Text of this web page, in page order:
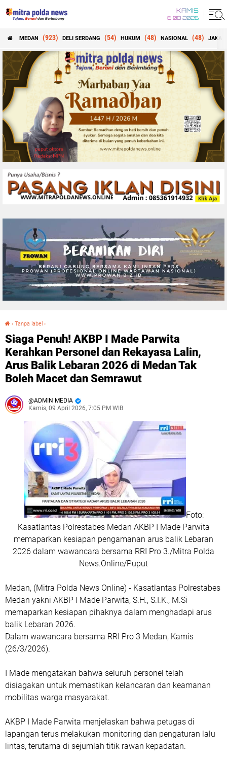
KAMIS
6 08 2026
MEDAN (923) DELI SERDANG (54) HUKUM (48) NASIONAL (48)
› Tanpa label ›
Siaga Penuh! AKBP I Made Parwita
Kerahkan Personel dan Rekayasa Lalin,
Arus Balik Lebaran 2026 di Medan Tak
Boleh Macet dan Semrawut
ADMIN MEDIA
Kamis, 09 April 2026, 7:05 PM WIB
Foto:
Kasatlantas Polrestabes Medan AKBP I Made Parwita
memaparkan kesiapan pengamanan arus balik Lebaran
2026 dalam wawancara bersama RRI Pro 3./Mitra Polda
News.Online/Puput
Medan, (Mitra Polda News Online) - Kasatlantas Polrestabes
Medan yakni AKBP I Made Parwita, S.H., S.I.K., M.Si
memaparkan kesiapan pihaknya dalam menghadapi arus
balik Lebaran 2026.
Dalam wawancara bersama RRI Pro 3 Medan, Kamis
(26/3/2026).
I Made mengatakan bahwa seluruh personel telah
disiagakan untuk memastikan kelancaran dan keamanan
mobilitas warga masyarakat.
AKBP I Made Parwita menjelaskan bahwa petugas di
lapangan terus melakukan monitoring dan pengaturan lalu
lintas, terutama di sejumlah titik rawan kepadatan.